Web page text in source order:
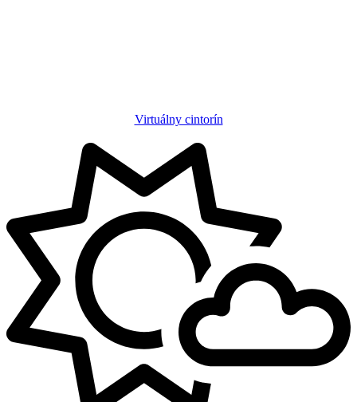
Virtuálny cintorín